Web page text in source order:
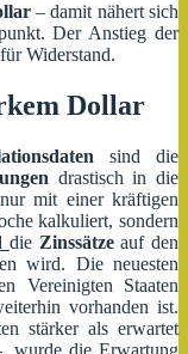
– damit nähert sich
Der Anstieg der
Widerstand.
Dollar
sind die
drastisch in die
mit einer kräftigen
kalkuliert, sondern
die Zinssätzeauf den
wird. Die neuesten
Vereinigten Staaten
vorhanden ist.
stärker als erwartet
wurde die Erwartung